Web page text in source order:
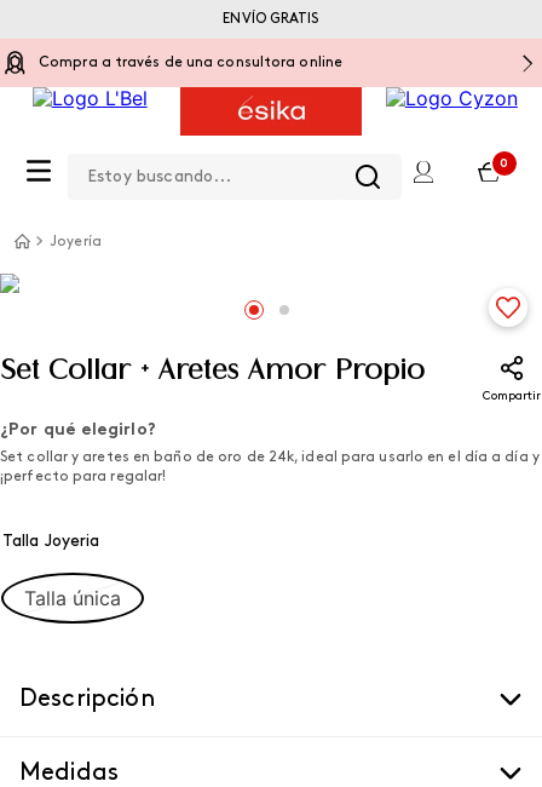
Compra a través de una consultora online
0
ENVÍO GRATIS
Joyería
Set Collar + Aretes Amor Propio
Compartir
¿Por qué elegirlo?
Set collar y aretes en baño de oro de 24k, ideal para usarlo en el día a día y
¡perfecto para regalar!
Talla Joyeria
Talla única
Descripción
Medidas